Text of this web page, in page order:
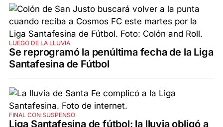
LUEGO DE LA LLUVIA
Se reprogramó la penúltima fecha de la Liga
Santafesina de Fútbol
FINAL CON SUSPENSO
Liga Santafesina de fútbol: la lluvia obligó a